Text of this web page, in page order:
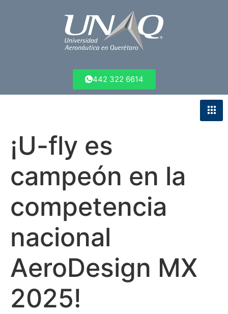
442 322 6614
¡U-fly es
campeón en la
competencia
nacional
AeroDesign MX
2025!